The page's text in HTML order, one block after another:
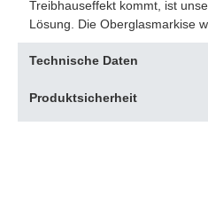
Treibhauseffekt kommt, ist
Lösung. Die Oberglasmarkise
Technische Daten
Produktsicherheit